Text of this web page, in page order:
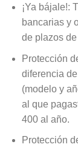
¡Ya bájale!:
bancarias y
de plazos
Protección
diferencia
(modelo y
al que
400 al año.
Protección